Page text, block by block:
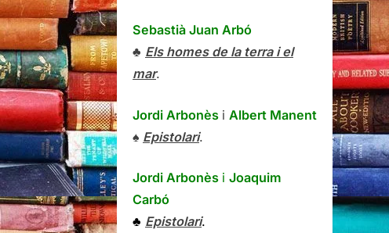
Sebastià Juan Arbó
♣ Els homes de la terra i el
mar.
Jordi Arbonès i Albert Manent
♠ Epistolari.
Jordi Arbonès i Joaquim
Carbó
♣ Epistolari.